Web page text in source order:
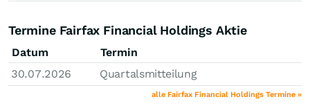
Termine Fairfax Financial Holdings Aktie
Datum
Termin
30.07.2026
Quartalsmitteilung
alle Fairfax Financial Holdings Termine »